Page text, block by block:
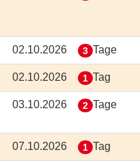
02.10.2026 3 Tage
02.10.2026 1 Tag
03.10.2026 2 Tage
07.10.2026 1 Tag